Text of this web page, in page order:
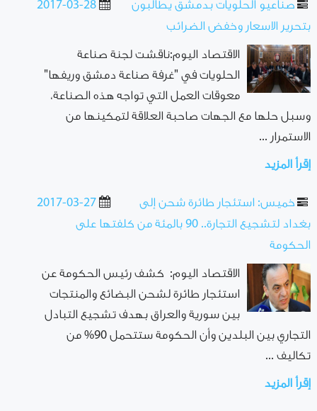
2017-03-28
صناعيو الحلويات بدمشق يطالبون
بتحرير الاسعار وخفض الضرائب
الاقتصاد اليوم:ناقشت لجنة صناعة
الحلويات في "غرفة صناعة دمشق وريفها"
معوقات العمل التي تواجه هذه الصناعة،
وسبل حلها مع الجهات صاحبة العلاقة لتمكينها من
الاستمرار ...
إقرأ المزيد
2017-03-27
خميس: استئجار طائرة شحن إلى
بغداد لتشجيع التجارة.. 90 بالمئة من كلفتها على
الحكومة
الاقتصاد اليوم: كشف رئيس الحكومة عن
استئجار طائرة لشحن البضائع والمنتجات
بين سورية والعراق بهدف تشجيع التبادل
التجاري بين البلدين وأن الحكومة ستتحمل 90% من
تكاليف ...
إقرأ المزيد